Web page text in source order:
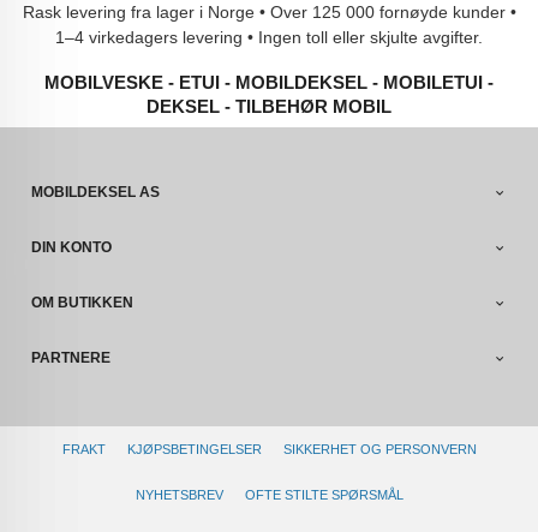
Rask levering fra lager i Norge • Over 125 000 fornøyde kunder •
1–4 virkedagers levering • Ingen toll eller skjulte avgifter.
MOBILVESKE - ETUI - MOBILDEKSEL - MOBILETUI -
DEKSEL - TILBEHØR MOBIL
MOBILDEKSEL AS
DIN KONTO
OM BUTIKKEN
PARTNERE
FRAKT KJØPSBETINGELSER SIKKERHET OG PERSONVERN
NYHETSBREV OFTE STILTE SPØRSMÅL